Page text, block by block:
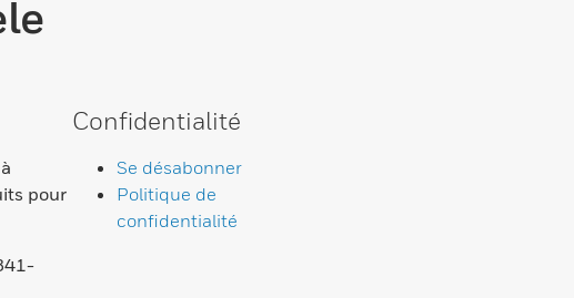
pour
Confidentialité
Se désabonner
Politique de
confidentialité